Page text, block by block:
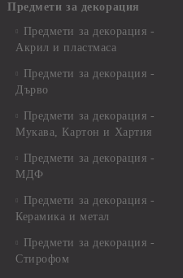
Предмети за декорация
Предмети за декорация -
Акрил и пластмаса
Предмети за декорация -
Дърво
Предмети за декорация -
Мукава, Картон и Хартия
Предмети за декорация -
МДФ
Предмети за декорация -
Керамика и метал
Предмети за декорация -
Стирофом